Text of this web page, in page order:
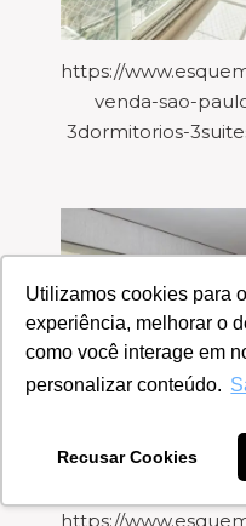
Utilizamos cookies para
experiência, melhorar o
como você interage em
personalizar conteúdo.
Recusar Cookies
https://
venda-sao-
3dormitorios-
https://